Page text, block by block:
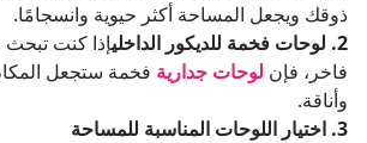
ذوقك ويجعل المساحة أكثر حيوية وانسجامًا.
2. لوحات فخمة للديكور الداخلي
إذا كنت
فاخر، فإن لوحات جدارية فخمة ستجعل
وأناقة.
3. اختيار اللوحات المناسبة للمساحة